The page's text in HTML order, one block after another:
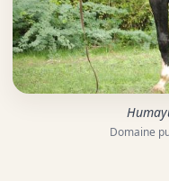
Domaine